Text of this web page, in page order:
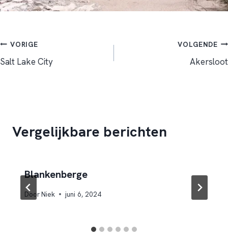
Bericht
navigatie
VORIGE
Salt Lake City
VOLGENDE
Akersloot
Vergelijkbare berichten
Blankenberge
DoorNiek juni 6, 2024